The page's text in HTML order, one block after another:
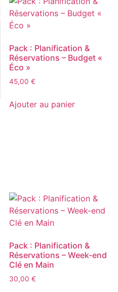
Pack : Planification &
Réservations – Budget «
Éco »
45,00 €
Ajouter au panier
Pack : Planification &
Réservations – Week-end
Clé en Main
30,00 €